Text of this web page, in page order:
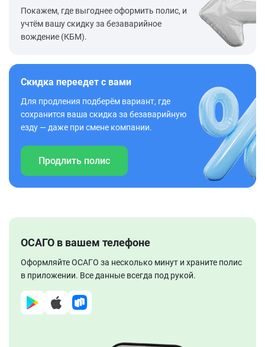
Покажем, где выгоднее оформить полис, и
учтём вашу скидку за безаварийное
вождение (КБМ).
Скидка переедет с вами
Для продления подберём вариант, где
сохранится ваша скидка за безаварийную
езду — даже при смене компании.
Продлить полис
ОСАГО в вашем телефоне
Оформляйте ОСАГО за несколько минут и храните полис
в приложении. Все данные всегда под рукой.